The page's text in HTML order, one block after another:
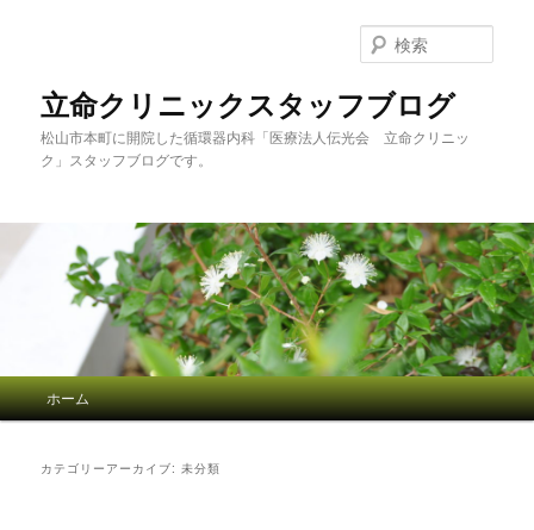
立命クリニックスタッフブログ
松山市本町に開院した循環器内科「医療法人伝光会 立命クリニッ
ク」スタッフブログです。
索
メインメニュー
メインコンテンツへ移動
サブコンテンツへ移動
ホーム
カテゴリーアーカイブ:未分類